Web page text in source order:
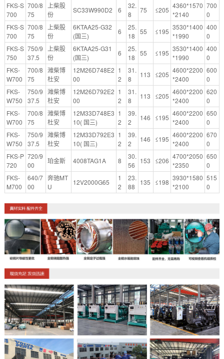
FKS-S
700
700/8
75
上柴股
份
SC33W990D2 6
32.
8
75 ≤205
4360*1570
*2140
700
0
FKS-S
700
700/8
75
上柴股
份
6KTAA25-G32
(国三)
6
25.
18
55 ≤195
3530*1400
*1990
400
0
FKS-S
750
750/9
37.5
上柴股
份
6KTAA25-G31
(国三)
6
25.
18
55 ≤195
3530*1400
*1990
400
0
FKS-
W700
700/8
75
潍柴博
杜安
12M26D748E2
00
1
2
31.
8
113 ≤205
4600*2200
*2400
600
0
FKS-
W750
750/9
37.5
潍柴博
杜安
12M26D792E2
00
1
2
31.
8
113 ≤205
4600*2200
*2400
620
0
FKS-
W700
700/8
75
潍柴博
杜安
12M33D748E3
10( 国三)
1
2
39.
2
146 ≤195
4600*2200
*2400
650
0
FKS-
W750
750/9
37.5
潍柴博
杜安
12M33D792E3
10( 国三)
1
2
39.
2
146 ≤195
4600*2200
*2400
670
0
FKS-P
720
720/9
00
珀金斯 4008TAG1A 8
30.
56
153 ≤206
4700*2050
*2350
650
0
FKS-
M700
640/7
00
奔驰MT
U
12V2000G65
1
2
23.
88
135 ≤198
3930*1580
*2100
515
0